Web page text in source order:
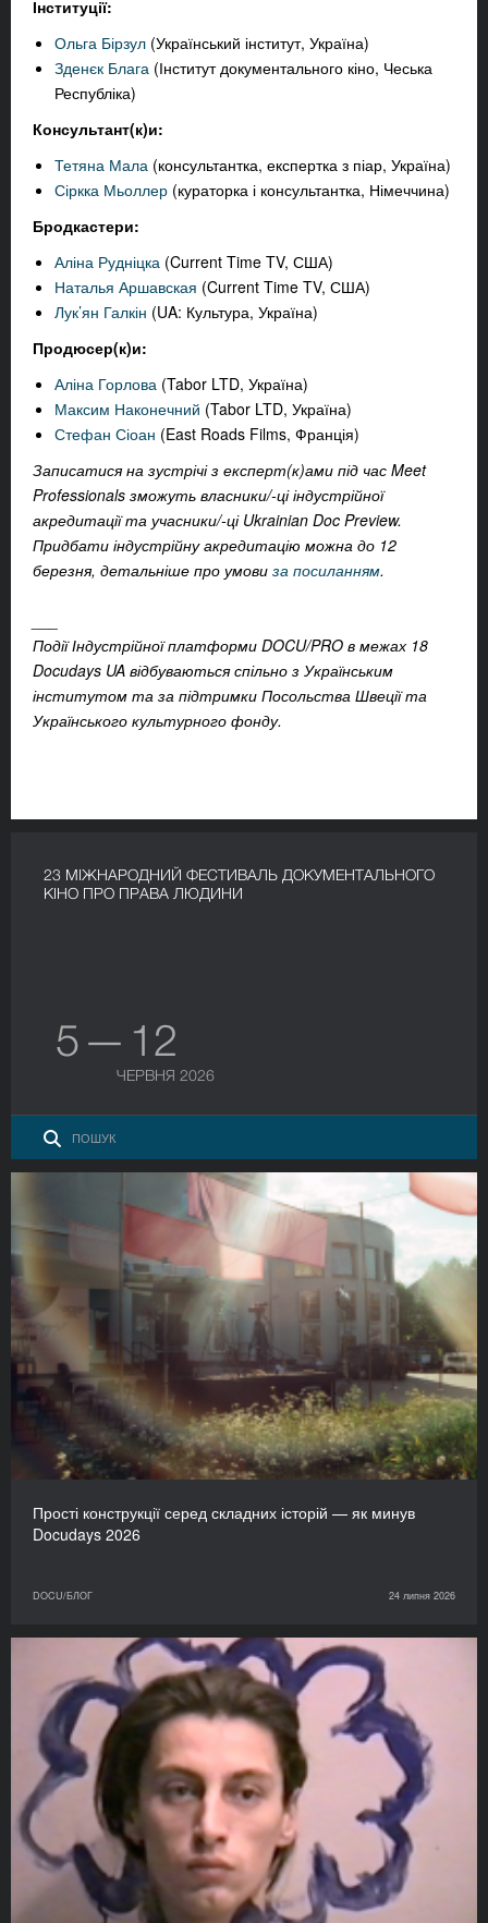
Інституції:
Ольга Бірзул (Український інститут, Україна)
Зденєк Блага (Інститут документального кіно, Чеська
Республіка)
Консультант(к)и:
Тетяна Мала (консультантка, експертка з піар, Україна)
Сіркка Мьоллер (кураторка і консультантка, Німеччина)
Бродкастери:
Аліна Рудніцка (Current Time TV, США)
Наталья Аршавская (Current Time TV, США)
Лук’ян Галкін (UA: Культура, Україна)
Продюсер(к)и:
Аліна Горлова (Tabor LTD, Україна)
Максим Наконечний (Tabor LTD, Україна)
Стефан Сіоан (East Roads Films, Франція)
Записатисяна зустрічіз експерт(к)ами під час Meet
Professionals зможуть власники/-цііндустрійної
акредитаціїта учасники/-ціUkrainian Doc Preview.
Придбати індустрійну акредитацію можна до 12
березня, детальніше про умови за посиланням.
Події Індустрійної платформи DOCU/PRO в межах 18
Docudays UA відбуваються спільно з Українським
інститутом та за підтримки Посольства Швеції та
Українського культурного фонду.
23 МІЖНАРОДНИЙ ФЕСТИВАЛЬ ДОКУМЕНТАЛЬНОГО
КІНО ПРО ПРАВА ЛЮДИНИ
5 — 12
ЧЕРВНЯ 2026
Прості конструкції серед складних історій — як минув
Docudays 2026
DOCU/БЛОГ 24 липня 2026